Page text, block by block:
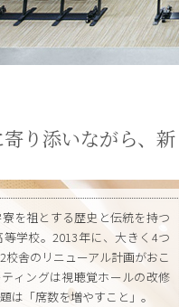
り添いながら、
を祖とする歴史と伝統を持つ
学校。2013年に、大きく4つ
校舎のリニューアル計画がおこ
ィングは視聴覚ホールの改修
は「席数を増やすこと」。